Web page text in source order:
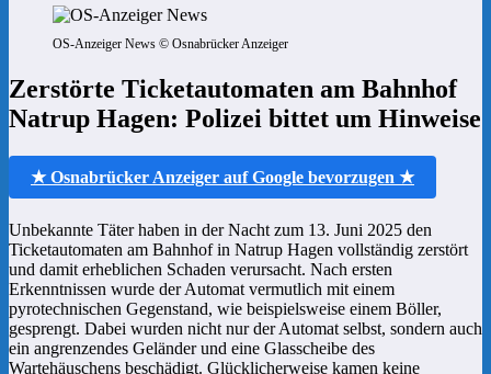
OS-Anzeiger News © Osnabrücker Anzeiger
Zerstörte Ticketautomaten am Bahnhof
Natrup Hagen: Polizei bittet um Hinweise
★ Osnabrücker Anzeiger auf Google bevorzugen ★
Unbekannte Täter haben in der Nacht zum 13. Juni 2025 den
Ticketautomaten am Bahnhof in Natrup Hagen vollständig zerstört
und damit erheblichen Schaden verursacht. Nach ersten
Erkenntnissen wurde der Automat vermutlich mit einem
pyrotechnischen Gegenstand, wie beispielsweise einem Böller,
gesprengt. Dabei wurden nicht nur der Automat selbst, sondern auch
ein angrenzendes Geländer und eine Glasscheibe des
Wartehäuschens beschädigt. Glücklicherweise kamen keine